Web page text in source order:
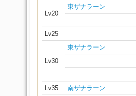
Lv20
東ザナラーン
Lv25
Lv30
東ザナラーン
Lv35
南ザナラーン